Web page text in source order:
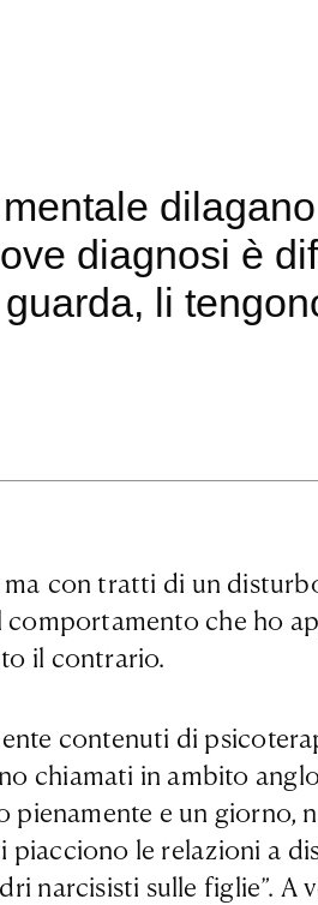
diagnosi è
li
con tratti di un
che ho
il contrario.
contenuti di
chiamati in ambito
e un giorno,
le relazioni a
narcisisti sulle figlie”.